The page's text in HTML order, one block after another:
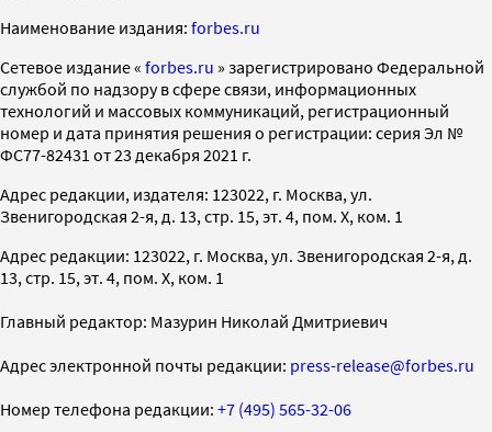
Наименование издания: forbes.ru
Cетевое издание « forbes.ru » зарегистрировано Федеральной
службой по надзору в сфере связи, информационных
технологий и массовых коммуникаций, регистрационный
номер и дата принятия решения о регистрации: серия Эл №
ФС77-82431 от 23 декабря 2021 г.
Адрес редакции, издателя: 123022, г. Москва, ул.
Звенигородская 2-я, д. 13, стр. 15, эт. 4, пом. X, ком. 1
Адрес редакции: 123022, г. Москва, ул. Звенигородская 2-я, д.
13, стр. 15, эт. 4, пом. X, ком. 1
Главный редактор: Мазурин Николай Дмитриевич
Адрес электронной почты редакции: press-release@forbes.ru
Номер телефона редакции: +7 (495) 565-32-06